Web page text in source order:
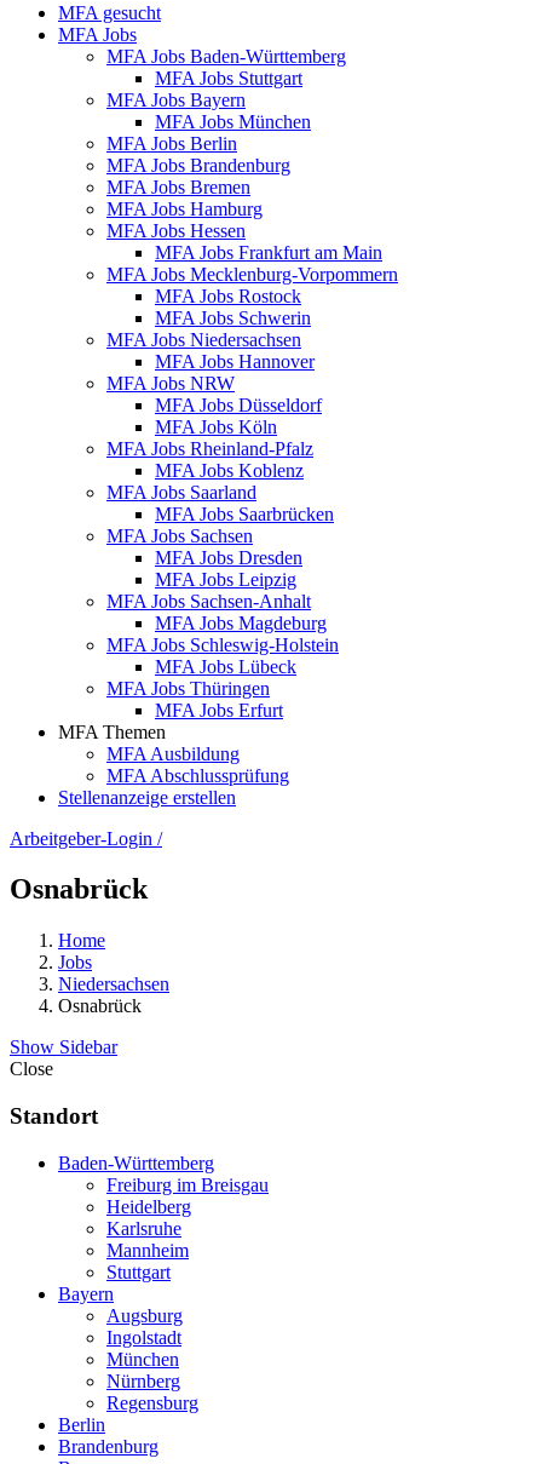
MFA gesucht
MFA Jobs
MFA Jobs Baden-Württemberg
MFA Jobs Stuttgart
MFA Jobs Bayern
MFA Jobs München
MFA Jobs Berlin
MFA Jobs Brandenburg
MFA Jobs Bremen
MFA Jobs Hamburg
MFA Jobs Hessen
MFA Jobs Frankfurt am Main
MFA Jobs Mecklenburg-Vorpommern
MFA Jobs Rostock
MFA Jobs Schwerin
MFA Jobs Niedersachsen
MFA Jobs Hannover
MFA Jobs NRW
MFA Jobs Düsseldorf
MFA Jobs Köln
MFA Jobs Rheinland-Pfalz
MFA Jobs Koblenz
MFA Jobs Saarland
MFA Jobs Saarbrücken
MFA Jobs Sachsen
MFA Jobs Dresden
MFA Jobs Leipzig
MFA Jobs Sachsen-Anhalt
MFA Jobs Magdeburg
MFA Jobs Schleswig-Holstein
MFA Jobs Lübeck
MFA Jobs Thüringen
MFA Jobs Erfurt
MFA Themen
MFA Ausbildung
MFA Abschlussprüfung
Stellenanzeige erstellen
Arbeitgeber-Login /
Osnabrück
Home
Jobs
Niedersachsen
Osnabrück
Show Sidebar
Close
Standort
Baden-Württemberg
Freiburg im Breisgau
Heidelberg
Karlsruhe
Mannheim
Stuttgart
Bayern
Augsburg
Ingolstadt
München
Nürnberg
Regensburg
Berlin
Brandenburg